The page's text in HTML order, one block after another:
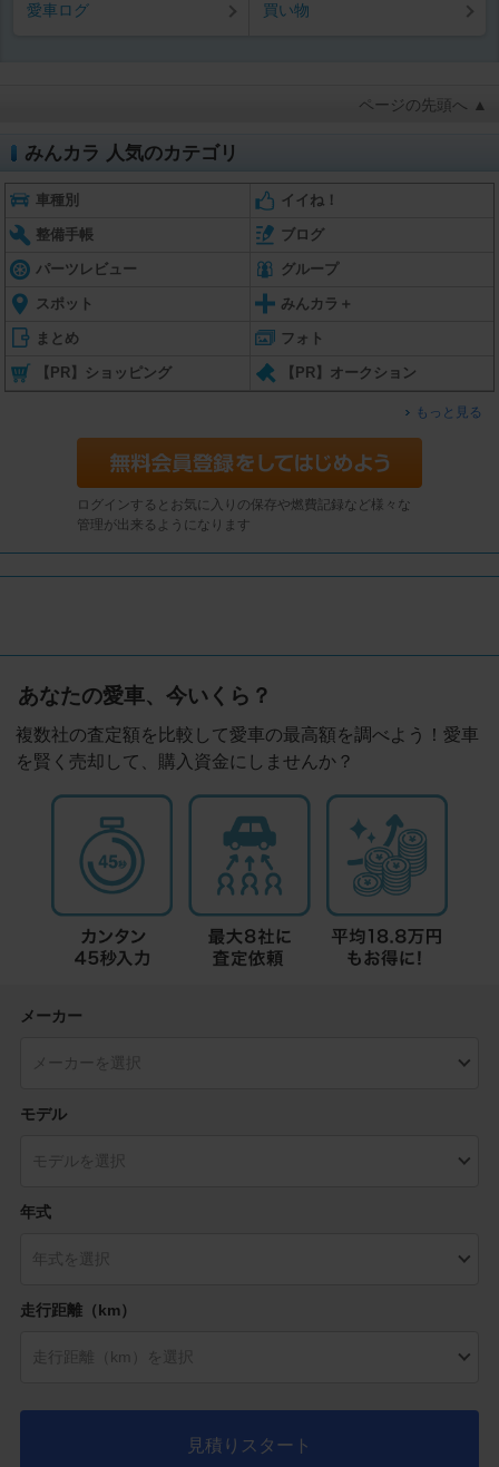
愛車ログ 買い物
ページの先頭へ ▲
みんカラ 人気のカテゴリ
車種別 イイね！
整備手帳 ブログ
パーツレビュー グループ
スポット みんカラ＋
まとめ フォト
【PR】ショッピング 【PR】オークション
もっと見る
ログインするとお気に入りの保存や燃費記録など様々な
管理が出来るようになります
あなたの愛車、今いくら？
複数社の査定額を比較して愛車の最高額を調べよう！愛車
を賢く売却して、購入資金にしませんか？
メーカー
モデル
年式
走行距離（km）
見積りスタート